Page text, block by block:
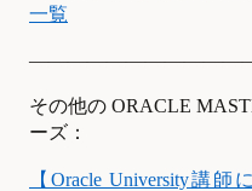
一覧
その他の ORACLE
ーズ：
【Oracle University講師